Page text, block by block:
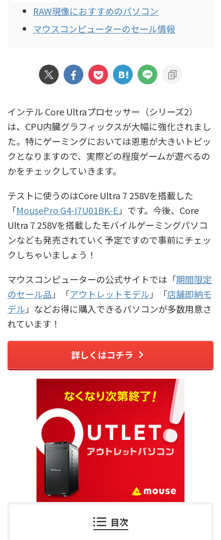
RAW現像におすすめのパソコン
マウスコンピューターのセール情報
インテル Core Ultraプロセッサー（シリーズ2）
は、CPU内臓グラフィックスが大幅に強化されまし
た。特にゲーミングにおいては恩恵が大きいトピッ
クとなりますので、実際どの程度ゲームが遊べるの
かをチェックしていきます。
テストに使うのはCore Ultra 7 258Vを搭載した
「MousePro G4-I7U01BK-E 」です。今後、Core
Ultra 7 258Vを搭載したモバイルゲーミングパソコ
ンなども発売されていく予定ですので事前にチェッ
クしちゃいましょう！
マウスコンピューターの公式サイトでは「期間限定
のセール品 」「アウトレットモデル 」「店舗即納モ
デル 」などお得に購入できるパソコンが多数用意さ
れています！
詳しくはコチラ
目次